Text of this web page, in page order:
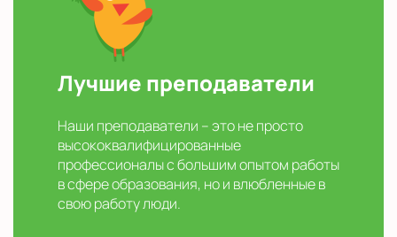
Лучшие преподаватели
Наши преподаватели – это не просто
высококвалифицированные
профессионалы с большим опытом работы
в сфере образования, но и влюбленные в
свою работу люди.